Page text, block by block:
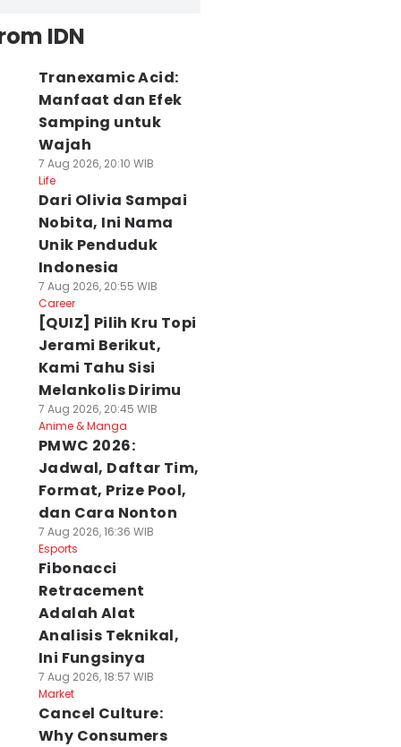
IDN
Tranexamic Acid:
Manfaat dan Efek
Samping untuk
Wajah
7 Aug 2026, 20:10 WIB
Life
Dari Olivia Sampai
Nobita, Ini Nama
Unik Penduduk
Indonesia
7 Aug 2026, 20:55 WIB
Career
[QUIZ] Pilih Kru Topi
Jerami Berikut,
Kami Tahu Sisi
Melankolis Dirimu
7 Aug 2026, 20:45 WIB
Anime & Manga
PMWC 2026:
Jadwal, Daftar Tim,
Format, Prize Pool,
dan Cara Nonton
7 Aug 2026, 16:36 WIB
Esports
Fibonacci
Retracement
Adalah Alat
Analisis Teknikal,
Ini Fungsinya
7 Aug 2026, 18:57 WIB
Market
Cancel Culture:
Why Consumers